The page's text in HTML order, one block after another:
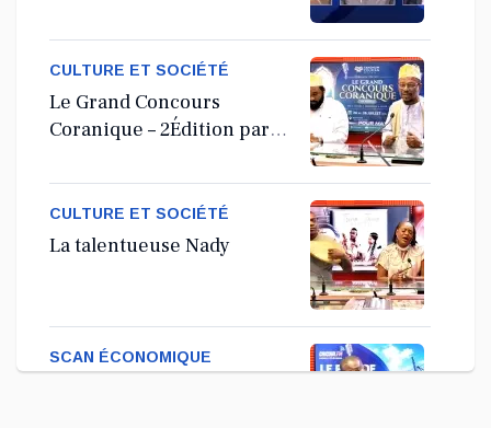
Ordinaire
CULTURE ET SOCIÉTÉ
Le Grand Concours
Coranique – 2Édition par
Cour'an
CULTURE ET SOCIÉTÉ
La talentueuse Nady
SCAN ÉCONOMIQUE